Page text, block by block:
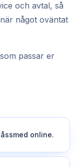
och avtal, så
något oväntat
passar er
online.